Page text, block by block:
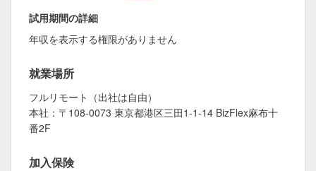
試用期間の詳細
年収を表示する権限がありません
就業場所
フルリモート（出社は自由）
本社：〒108-0073 東京都港区三田1-1-14 BizFlex麻布十
番2F
加入保険